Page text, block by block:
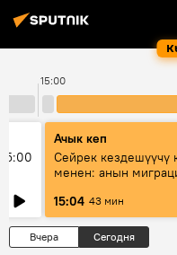
15:00
Ачык кеп
Сейрек кездешүүчү
менен: анын
жолу эмнеден кабар
15:04 43 мин
Вчера Сегодня